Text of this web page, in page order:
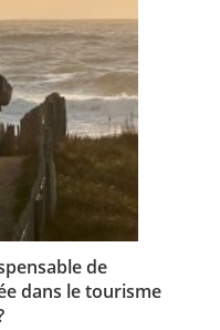
de
dans le tourisme